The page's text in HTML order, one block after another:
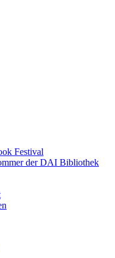
Festival
der DAI Bibliothek